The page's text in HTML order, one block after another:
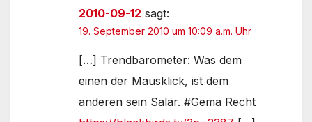
2010-09-12 sagt:
19. September 2010 um 10:09 a.m. Uhr
[…] Trendbarometer: Was dem
einen der Mausklick, ist dem
anderen sein Salär. #Gema Recht